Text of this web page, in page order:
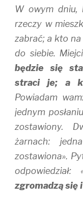
W owym dniu,
rzeczy w
zabrać; a kto
do siebie.
będzie się
straci je; a
Powiadam
jednym
zostawiony.
żarnach:
zostawiona».
odpowiedział:
zgromadzą się